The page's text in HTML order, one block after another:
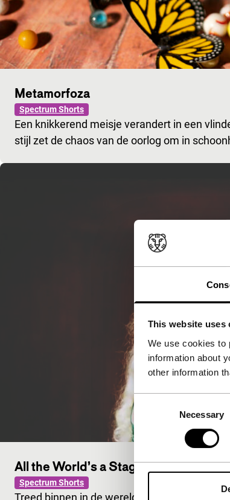
This website uses
We use cookies to
information about
other information
Consent
Necessary
Metamorfoza
Spectrum Shorts
Een knikkerend meisje verandert in een
stijl zet de chaos van de oorlog om in
All the World’s a Stage-Ways of
Spectrum Shorts
Treed binnen in de wereld van glitter en